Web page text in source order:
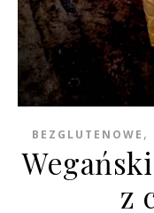
BEZGLUTENOWE ,
z